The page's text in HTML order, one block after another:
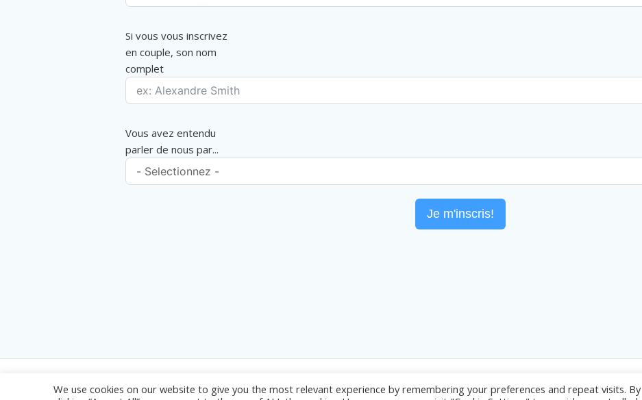
Si vous vous inscrivez
en couple, son nom
complet
Vous avez entendu
parler de nous par...
Je m'inscris!
© 2026 Com2Salsa.
We use cookies on our website to give you the most relevant experience by remembering your preferences and repeat visits. By